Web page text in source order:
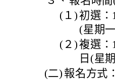
(１) 初選
(星期
(２)複選：
日(星
(二) 報名方式